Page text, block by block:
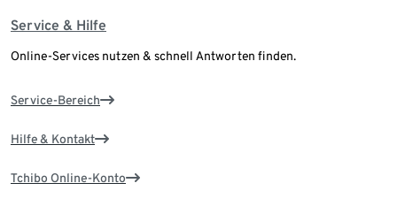
Service & Hilfe
Online-Services nutzen & schnell Antworten finden.
Service-Bereich
Hilfe & Kontakt
Tchibo Online-Konto